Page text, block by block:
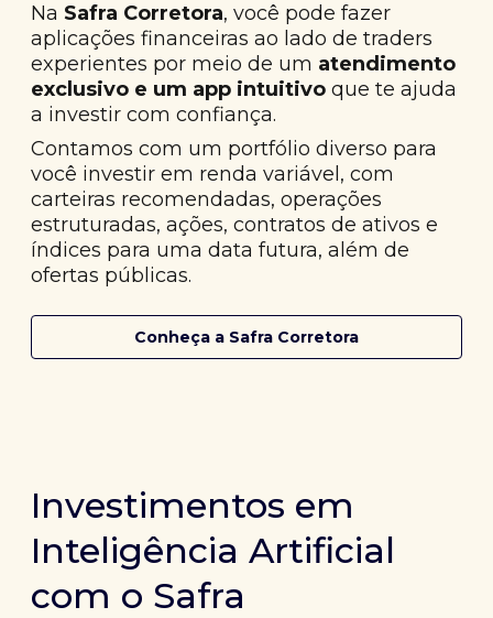
Na Safra Corretora, você pode fazer
aplicações financeiras ao lado de traders
experientes por meio de um atendimento
exclusivo e um app intuitivo que te ajuda
a investir com confiança.
Contamos com um portfólio diverso para
você investir em renda variável, com
carteiras recomendadas, operações
estruturadas, ações, contratos de ativos e
índices para uma data futura, além de
ofertas públicas.
Conheça a Safra Corretora
Investimentos em
Inteligência Artificial
com o Safra